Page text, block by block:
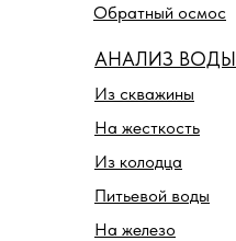
Обратный осмос
Из скважины
На жесткость
Из колодца
Питьевой воды
На железо
АНАЛИЗ ВОДЫ